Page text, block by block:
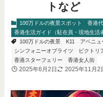
トなど
100万ドルの夜景スポット 香港
香港生活ガイド（駐在員・現地生活
100万ドルの夜景
K11
アベニ
シンフォニーオブライツ
ビクトリ
香港スターフェリー
香港女人街
2025年6月2日 2025年11月2